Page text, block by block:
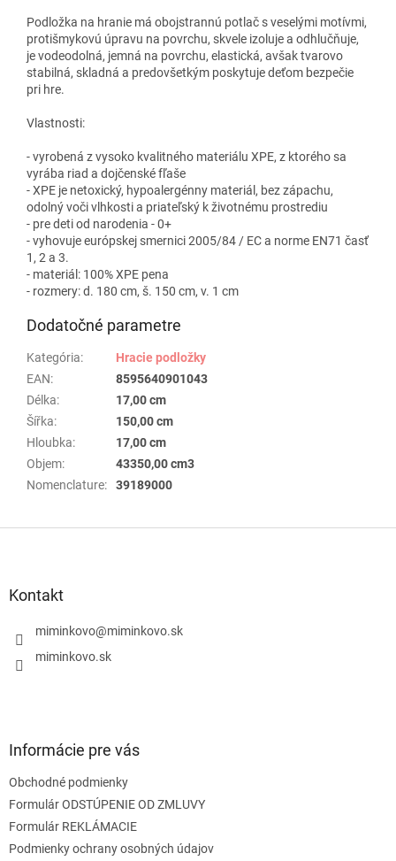
Podložka na hranie má obojstrannú potlač s veselými motívmi,
protišmykovú úpravu na povrchu, skvele izoluje a odhlučňuje,
je vodeodolná, jemná na povrchu, elastická, avšak tvarovo
stabilná, skladná a predovšetkým poskytuje deťom bezpečie
pri hre.
Vlastnosti:
- vyrobená z vysoko kvalitného materiálu XPE, z ktorého sa
vyrába riad a dojčenské fľaše
- XPE je netoxický, hypoalergénny materiál, bez zápachu,
odolný voči vlhkosti a priateľský k životnému prostrediu
- pre deti od narodenia - 0+
- vyhovuje európskej smernici 2005/84 / EC a norme EN71 časť
1, 2 a 3.
- materiál: 100% XPE pena
- rozmery: d. 180 cm, š. 150 cm, v. 1 cm
Dodatočné parametre
Kategória:
Hracie podložky
EAN:
8595640901043
Délka:
17,00 cm
Šířka:
150,00 cm
Hloubka:
17,00 cm
Objem:
43350,00 cm3
Nomenclature: 39189000
Kontakt
miminkovo@miminkovo.sk
miminkovo.sk
Informácie pre vás
Obchodné podmienky
Formulár ODSTÚPENIE OD ZMLUVY
Formulár REKLÁMACIE
Podmienky ochrany osobných údajov